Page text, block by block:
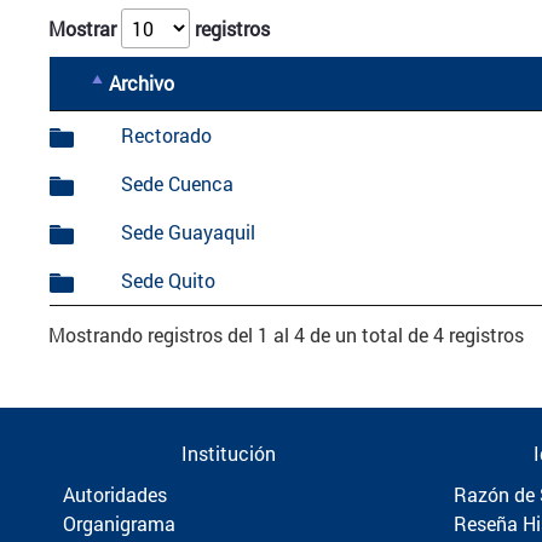
Mostrar registros
Archivo
Rectorado
Sede Cuenca
Sede Guayaquil
Sede Quito
Mostrando registros del 1 al 4 de un total de 4 registros
Institución
Autoridades
Organigrama
Razón de
Reseña